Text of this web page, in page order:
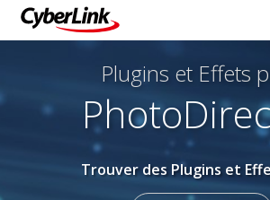
Plugins et Effets
Trouver des Plugins et